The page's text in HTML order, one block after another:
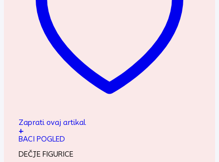
Zaprati ovaj artikal
+
BACI POGLED
DEČJE FIGURICE